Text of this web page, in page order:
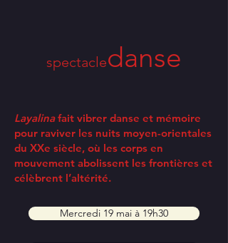
spectacledanse
Layalinafait vibrer danse et mémoire
pour raviver les nuits moyen-orientales
du XXe siècle, où les corps en
mouvement abolissent les frontières et
célèbrent l’altérité.
Mercredi 19 mai à 19h30